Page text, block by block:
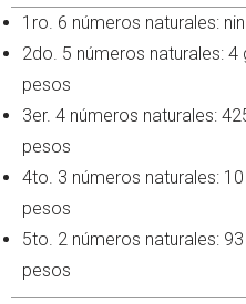
1ro. 6 números naturales:
2do. 5 números naturales:
pesos
3er. 4 números naturales:
pesos
4to. 3 números naturales:
pesos
5to. 2 números naturales:
pesos